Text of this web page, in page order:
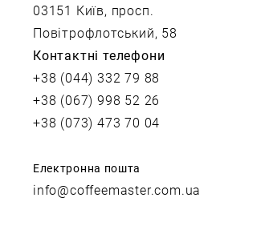
03151 Київ, просп.
Повітрофлотський, 58
Контактні телефони
+38 (044) 332 79 88
+38 (067) 998 52 26
+38 (073) 473 70 04
Електронна пошта
info@coffeemaster.com.ua